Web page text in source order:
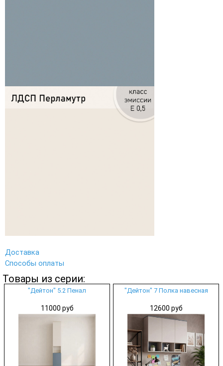
Доставка
Способы оплаты
Товары из серии:
"Дейтон" 5.2 Пенал
11000 руб
"Дейтон" 7 Полка навесная
12600 руб